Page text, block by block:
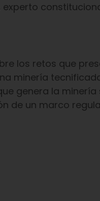
experto
los retos que
minería
genera la minería
de un marco